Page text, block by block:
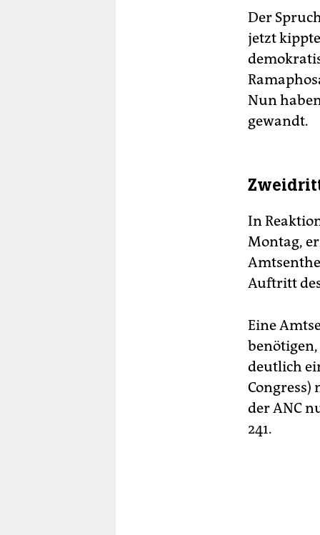
Der
jetzt
Nun
gewandt.
In
Montag,
Auftritt
Eine
deutlich
Congress)
der ANC
241.